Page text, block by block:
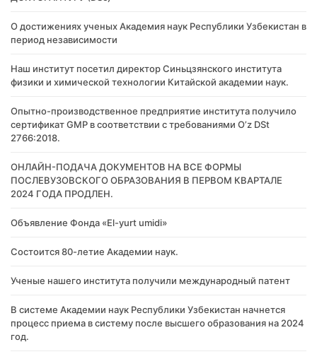
О достижениях ученых Академия наук Республики Узбекистан в
период независимости
Наш институт посетил директор Синьцзянского института
физики и химической технологии Китайской академии наук.
Опытно-производственное предприятие института получило
сертификат GMP в соответствии с требованиями O’z DSt
2766:2018.
ОНЛАЙН-ПОДАЧА ДОКУМЕНТОВ НА ВСЕ ФОРМЫ
ПОСЛЕВУЗОВСКОГО ОБРАЗОВАНИЯ В ПЕРВОМ КВАРТАЛЕ
2024 ГОДА ПРОДЛЕН.
Объявление Фонда «El-yurt umidi»
Состоится 80-летие Академии наук.
Ученые нашего института получили международный патент
В системе Академии наук Республики Узбекистан начнется
процесс приема в систему после высшего образования на 2024
год.